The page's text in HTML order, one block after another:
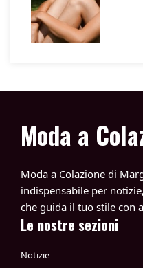
Moda a
Moda a Colazione di
indispensabile per
che guida il tuo stile con
Le nostre sezioni
Notizie